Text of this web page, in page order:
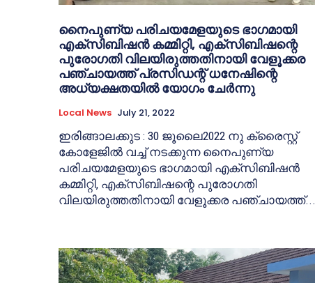
നൈപുണ്യ പരിചയമേളയുടെ ഭാഗമായി
എക്സിബിഷൻ കമ്മിറ്റി, എക്സിബിഷന്റെ
പുരോഗതി വിലയിരുത്തതിനായി വേളൂക്കര
പഞ്ചായത്ത് പ്രസിഡന്റ് ധനേഷിന്റെ
അധ്യക്ഷതയിൽ യോഗം ചേർന്നു
Local News July 21, 2022
ഇരിങ്ങാലക്കുട : 30 ജൂലൈ2022 നു ക്രൈസ്റ്റ്
കോളേജിൽ വച്ച് നടക്കുന്ന നൈപുണ്യ
പരിചയമേളയുടെ ഭാഗമായി എക്സിബിഷൻ
കമ്മിറ്റി, എക്സിബിഷന്റെ പുരോഗതി
വിലയിരുത്തതിനായി വേളൂക്കര പഞ്ചായത്ത്...